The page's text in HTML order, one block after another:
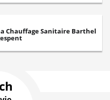
Chauffage Sanitaire Barthel